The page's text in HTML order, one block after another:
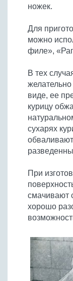
ножек.
Для
можно
филе»,
В тех
виде, ее
курицу
сухарях
При
смачивают
хорошо